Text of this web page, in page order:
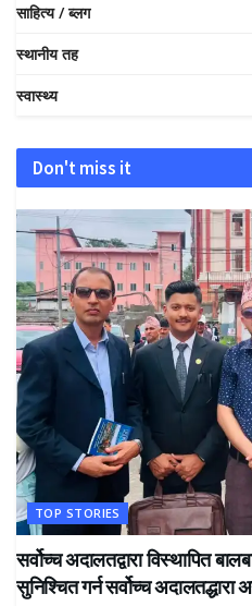
साहित्य / ब्लग
स्थानीय तह
स्वास्थ्य
Don't miss it
TOP STORIES
सर्वोच्च अदालतद्वारा विस्थापित
सुनिश्चित गर्न सर्वोच्च